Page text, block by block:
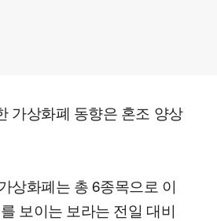
가상화폐 동향은 혼조 양상
상화폐는 총 6종목으로 이
보이는 보라는 전일 대비